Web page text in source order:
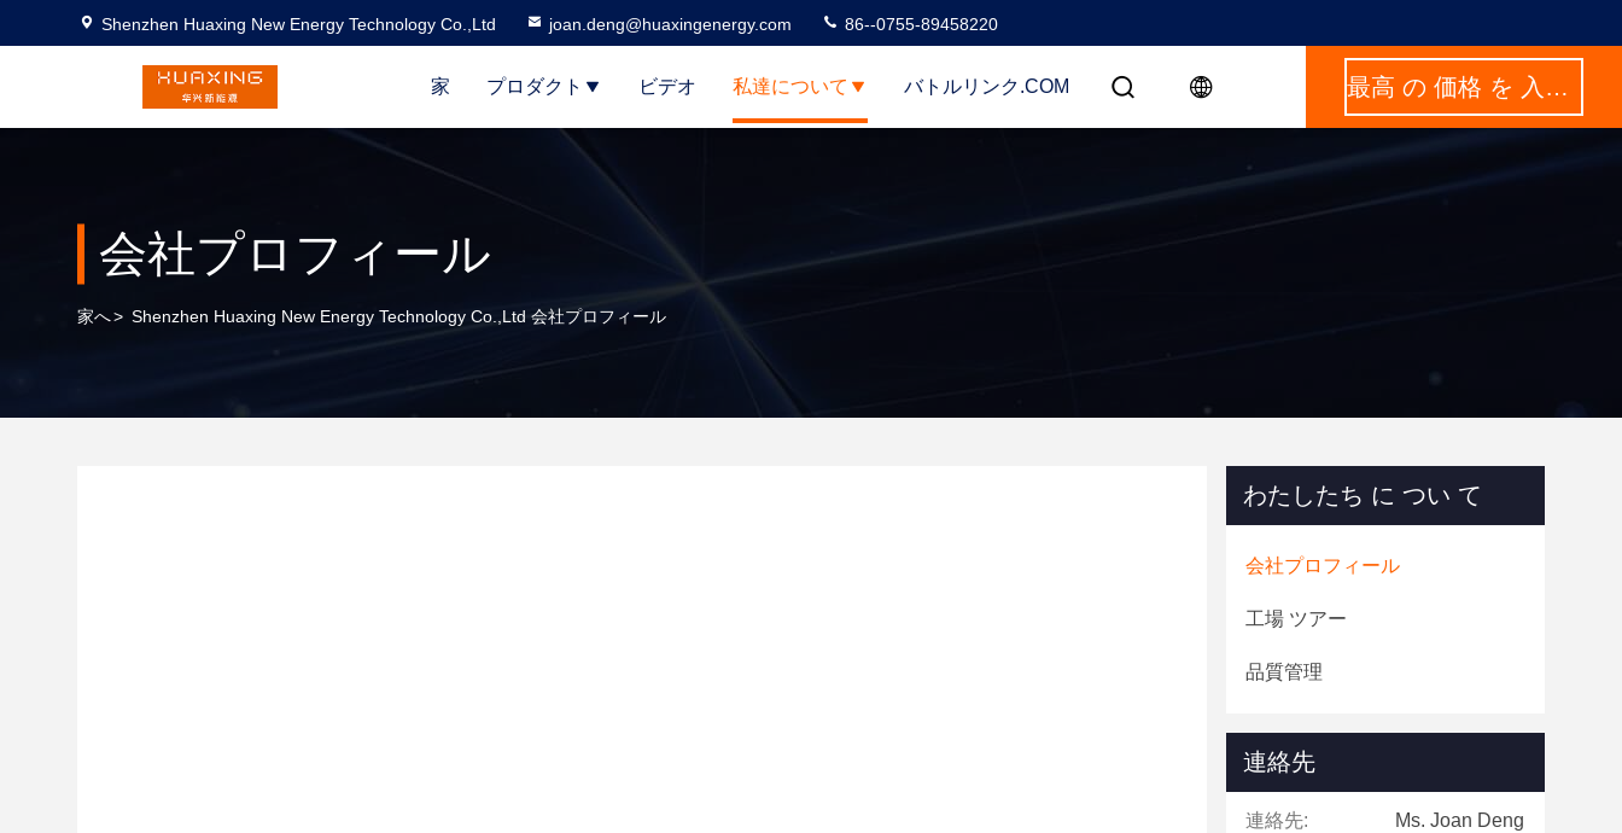
Shenzhen Huaxing New Energy Technology Co.,Ltd joan.deng@huaxingenergy.com 86--0755-89458220
家 プロダクト ビデオ 私達について バトルリンク.COM 最高 の 価格 を 入手 する
会社プロフィール
家へ> Shenzhen Huaxing New Energy Technology Co.,Ltd 会社プロフィール
わたしたち に つい て
会社プロフィール
工場 ツアー
品質管理
連絡先
連絡先: Ms. Joan Deng